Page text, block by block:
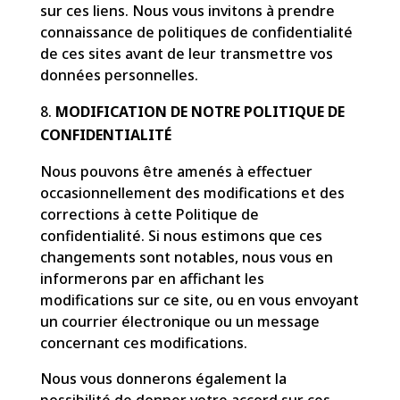
sur ces liens. Nous vous invitons à prendre
connaissance de politiques de confidentialité
de ces sites avant de leur transmettre vos
données personnelles.
MODIFICATION DE NOTRE POLITIQUE DE
CONFIDENTIALITÉ
Nous pouvons être amenés à effectuer
occasionnellement des modifications et des
corrections à cette Politique de
confidentialité. Si nous estimons que ces
changements sont notables, nous vous en
informerons par en affichant les
modifications sur ce site, ou en vous envoyant
un courrier électronique ou un message
concernant ces modifications.
Nous vous donnerons également la